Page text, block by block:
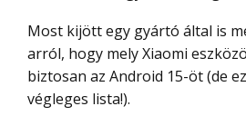
Most kijött egy gyártó által is megerősített lista
arról, hogy mely Xiaomi
biztosan az Android 15-öt (de
végleges lista!).